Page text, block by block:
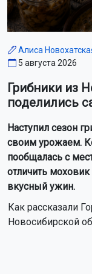
Алиса
5 августа 2026
Грибники из
поделились
Наступил сезон
своим урожаем.
пообщалась с
отличить
вкусный ужин.
Как рассказали
Новосибирской